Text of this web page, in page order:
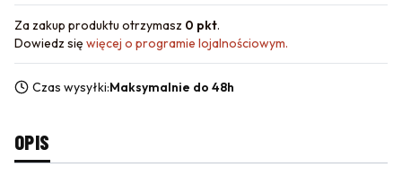
Za zakup produktu otrzymasz 0 pkt.
Dowiedz się więcej o programie lojalnościowym.
Czas wysyłki:Maksymalnie do 48h
OPIS